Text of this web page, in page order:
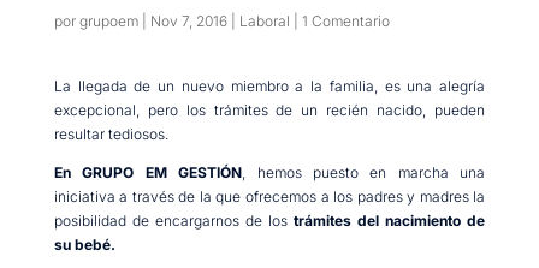
por grupoem| Nov 7, 2016| Laboral 1 Comentario
La llegada de un nuevo miembro a la familia, es una alegría
excepcional, pero los trámites de un recién nacido, pueden
resultar tediosos.
En GRUPO EM GESTIÓN , hemos puesto en marcha una
iniciativa a través de la que ofrecemos a los padres y madres la
posibilidad de encargarnos de lostrámites del nacimiento de
su bebé.